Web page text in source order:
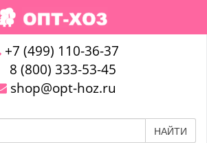
+7 (499) 110-36-37
8 (800) 333-53-45
shop@opt-hoz.ru
НАЙТИ